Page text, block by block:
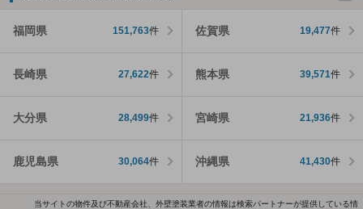
福岡県 151,763件 佐賀県 19,477件
長崎県 27,622件 熊本県 39,571件
大分県 28,499件 宮崎県 21,936件
鹿児島県 30,064件 沖縄県 41,430件
当サイトの物件及び不動産会社、外壁塗装業者の情報は検索パートナーが提供している情